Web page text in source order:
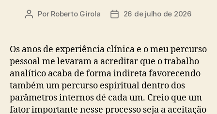
Autor
Por Roberto Girola
Data26 de julho de 2026
Os anos de experiência clínica e o meu percurso
pessoal me levaram a acreditar que o trabalho
analítico acaba de forma indireta favorecendo
também um percurso espiritual dentro dos
parâmetros internos dé cada um. Creio que um
fator importante nesse processo seja a aceitação